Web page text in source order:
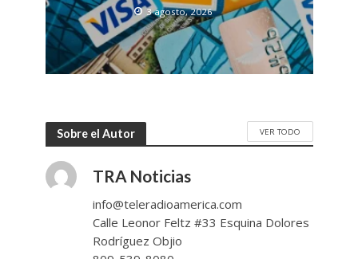
3 agosto, 2026
Sobre el Autor VER TODO
TRA Noticias
info@teleradioamerica.com
Calle Leonor Feltz #33 Esquina Dolores
Rodríguez Objio